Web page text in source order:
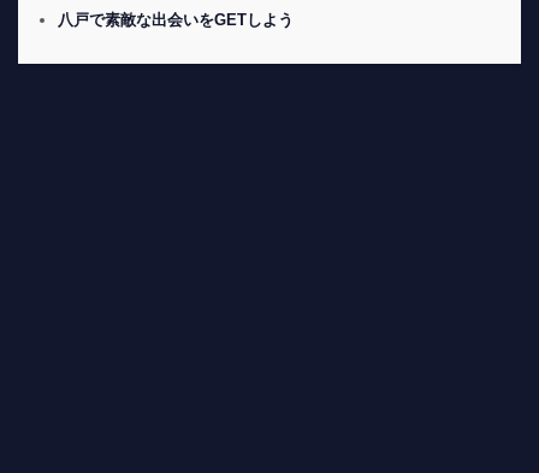
八戸で素敵な出会いをGETしよう